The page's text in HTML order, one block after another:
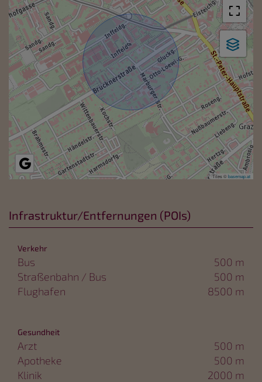
Tiles ©basemap.at
Infrastruktur/Entfernungen (POIs)
Verkehr
Bus
500 m
Straßenbahn / Bus
500 m
Flughafen
8500 m
Gesundheit
Arzt
500 m
Apotheke
500 m
Klinik
2000 m